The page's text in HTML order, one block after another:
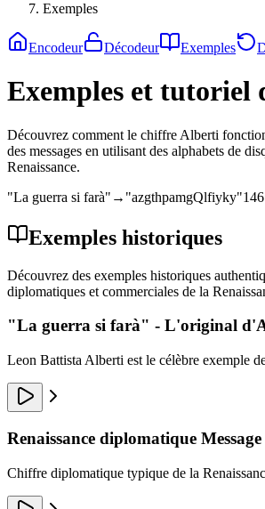
Exemples
Encodeur Décodeur Exemples
Exemples et
Découvrez comment le chiffre Alberti
des messages en utilisant des alphabets de
Renaissance.
"La guerra si farà" → "azgthpamgQlfiyky"
Exemples historiques
Découvrez des exemples historiques
diplomatiques et commerciales de la
"La guerra si farà" - L'original
Leon Battista Alberti est le célèbre exemple
Renaissance diplomatique Message
Chiffre diplomatique typique de la